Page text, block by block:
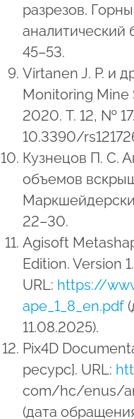
разрезов.
45–53.
Virtanen J. P. и
Monitoring Mine
2020. Т. 12, №
10.3390/
Кузнецов П. С.
объемов
22–30.
Agisoft
Edition. Version
URL: https://
ape_1_8_en.pdf
11.08.2025).
Pix4D
ресурс]. URL:
com/hc/enus/
(дата